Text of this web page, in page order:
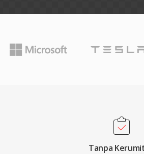
Tanpa